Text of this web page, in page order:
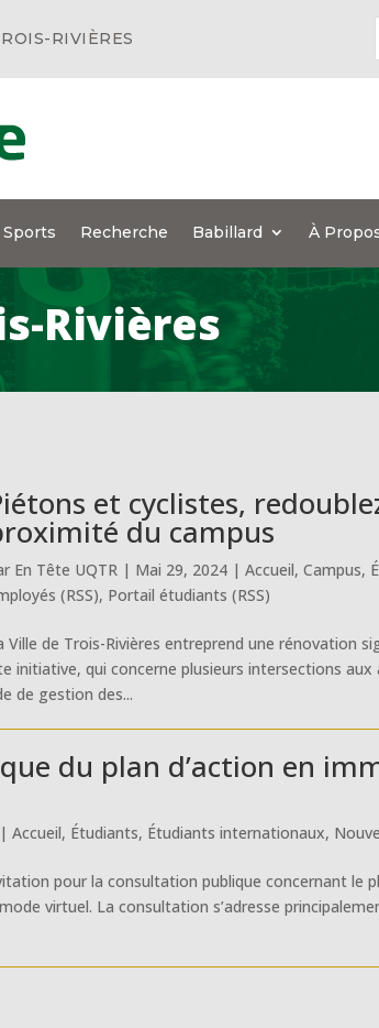
RIVIÈRES
Sports Recherche Babillard À
Rivières
et cyclistes,
du campus
En Tête UQTR | Mai 29, 2024 |Accueil,Campus,
(RSS), Portail étudiants (RSS)
Ville de Trois-Rivières entreprend une rénovation
initiative, qui concerne plusieurs intersections aux
de gestion des...
du plan d’action en
|Accueil, Étudiants, Étudiants internationaux,
pour la consultation publique concernant le
virtuel. La consultation s’adresse